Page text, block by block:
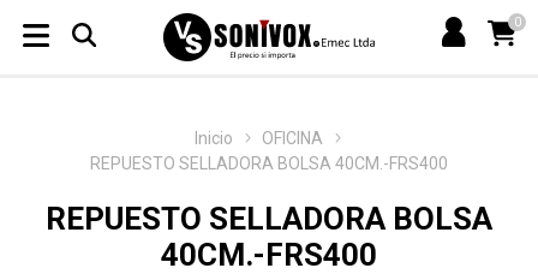
0
Inicio
OFICINA
REPUESTO SELLADORA BOLSA 40CM.-FRS400
REPUESTO SELLADORA BOLSA
40CM.-FRS400